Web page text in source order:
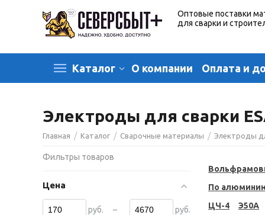
Оптовые поставки
для сварки и
Каталог О компании Оплата и
Электроды для сварки
Главная / Каталог / Сварочные материалы / Электроды
По
ЦЧ-4
Э50А
Фильтры товаров
Цена
руб. – руб.